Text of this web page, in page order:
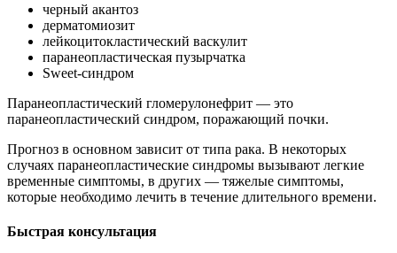
черный акантоз
дерматомиозит
лейкоцитокластический васкулит
паранеопластическая пузырчатка
Sweet-синдром
Паранеопластический гломерулонефрит — это
паранеопластический синдром, поражающий почки.
Прогноз в основном зависит от типа рака. В некоторых
случаях паранеопластические синдромы вызывают легкие
временные симптомы, в других — тяжелые симптомы,
которые необходимо лечить в течение длительного времени.
Быстрая консультация